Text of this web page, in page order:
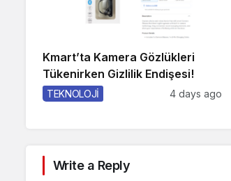
Kmart’ta Kamera Gözlükleri
Tükenirken Gizlilik Endişesi!
TEKNOLOJİ 4 days ago
Write a Reply